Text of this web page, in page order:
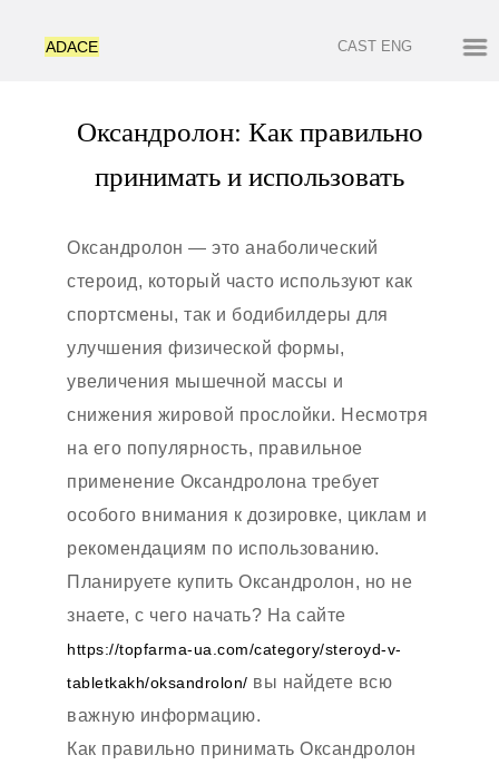
ADACE CAST ENG
Оксандролон: Как правильно
принимать и использовать
Оксандролон — это анаболический
стероид, который часто используют как
спортсмены, так и бодибилдеры для
улучшения физической формы,
увеличения мышечной массы и
снижения жировой прослойки. Несмотря
на его популярность, правильное
применение Оксандролона требует
особого внимания к дозировке, циклам и
рекомендациям по использованию.
Планируете купить Оксандролон, но не
знаете, с чего начать? На сайте
https://topfarma-ua.com/category/steroyd-v-
tabletkakh/oksandrolon/ вы найдете всю
важную информацию.
Как правильно принимать Оксандролон